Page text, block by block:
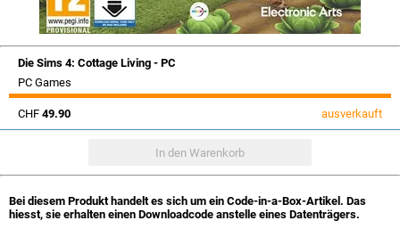
Die Sims 4: Cottage Living - PC
PC Games
CHF 49.90 ausverkauft
Bei diesem Produkt handelt es sich um ein Code-in-a-Box-Artikel. Das
hiesst, sie erhalten einen Downloadcode anstelle eines Datenträgers.